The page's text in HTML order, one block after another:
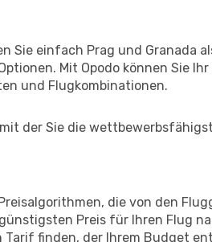
Sie einfach Prag und Granada
Mit Opodo können Sie
und Flugkombinationen.
der Sie die
die von den
Preis für Ihren Flug
Tarif finden, der Ihrem Budget